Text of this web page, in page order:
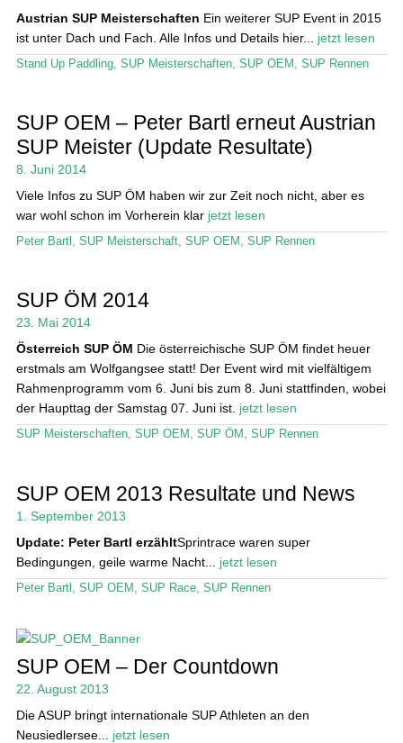
Austrian SUP Meisterschaften Ein weiterer SUP Event in 2015
ist unter Dach und Fach. Alle Infos und Details hier... jetzt lesen
Stand Up Paddling, SUP Meisterschaften, SUP OEM SUP Rennen
SUP OEM – Peter Bartl erneut Austrian
SUP Meister (Update Resultate)
8. Juni 2014
Viele Infos zu SUP ÖM haben wir zur Zeit noch nicht, aber es
war wohl schon im Vorherein klar jetzt lesen
Peter Bartl , SUP Meisterschaft, SUP OEM , SUP Rennen
SUP ÖM 2014
23. Mai 2014
Österreich SUP ÖM Die österreichische SUP ÖM findet heuer
erstmals am Wolfgangsee statt! Der Event wird mit vielfältigem
Rahmenprogramm vom 6. Juni bis zum 8. Juni stattfinden, wobei
der Haupttag der Samstag 07. Juni ist. jetzt lesen
SUP Meisterschaften, SUP OEM , SUP ÖM , SUP Rennen
SUP OEM 2013 Resultate und News
1. September 2013
Update: Peter Bartl erzähltSprintrace waren super
Bedingungen, geile warme Nacht... jetzt lesen
Peter Bartl SUP OEM SUP Race, SUP Rennen
SUP OEM – Der Countdown
22. August 2013
Die ASUP bringt internationale SUP Athleten an den
Neusiedlersee... jetzt lesen